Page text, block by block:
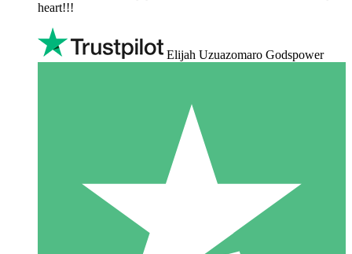
heart!!!
Elijah Uzuazomaro Godspower